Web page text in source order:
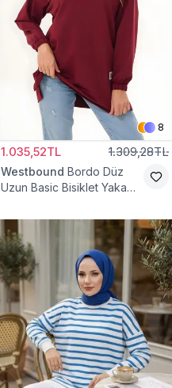
8
1.035,52TL 1.309,28TL
Westbound Bordo Düz
Uzun Basic Bisiklet Yaka